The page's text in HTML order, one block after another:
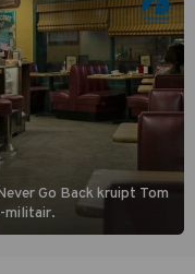
Go Back kruipt Tom
militair.